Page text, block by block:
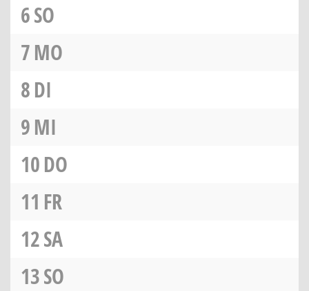
6SO
7MO
8DI
9MI
10DO
11 FR
12SA
13SO